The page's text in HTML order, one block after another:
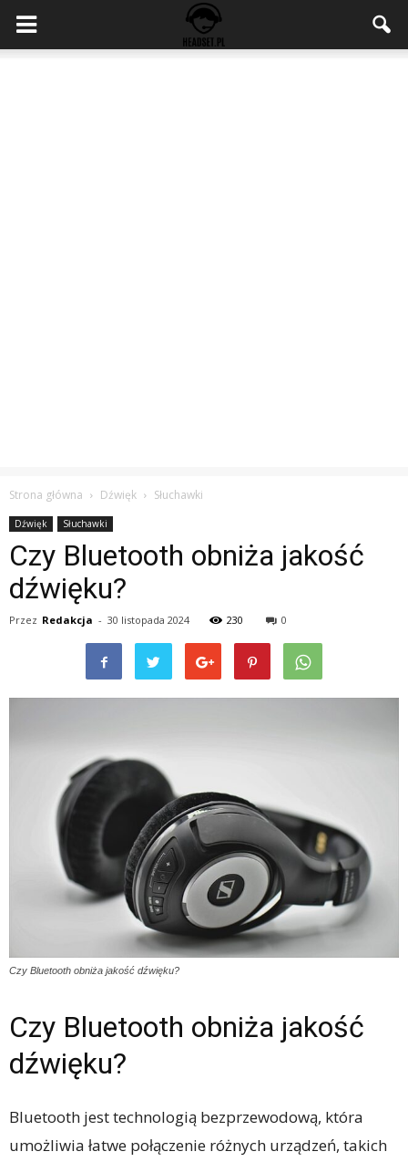
Strona główna Dźwięk Słuchawki
Dźwięk Słuchawki
Czy Bluetooth obniża jakość
dźwięku?
Przez Redakcja - 30 listopada 2024 230 0
Czy Bluetooth obniża jakość dźwięku?
Czy Bluetooth obniża jakość
dźwięku?
Bluetooth jest technologią bezprzewodową, która
umożliwia łatwe połączenie różnych urządzeń, takich